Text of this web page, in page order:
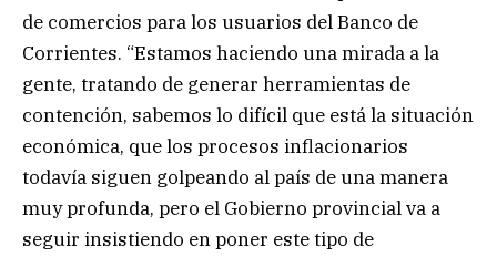
de comercios para los usuarios del Banco de
Corrientes. “Estamos haciendo una mirada a la
gente, tratando de generar herramientas de
contención, sabemos lo difícil que está la situación
económica, que los procesos inflacionarios
todavía siguen golpeando al país de una manera
muy profunda, pero el Gobierno provincial va a
seguir insistiendo en poner este tipo de